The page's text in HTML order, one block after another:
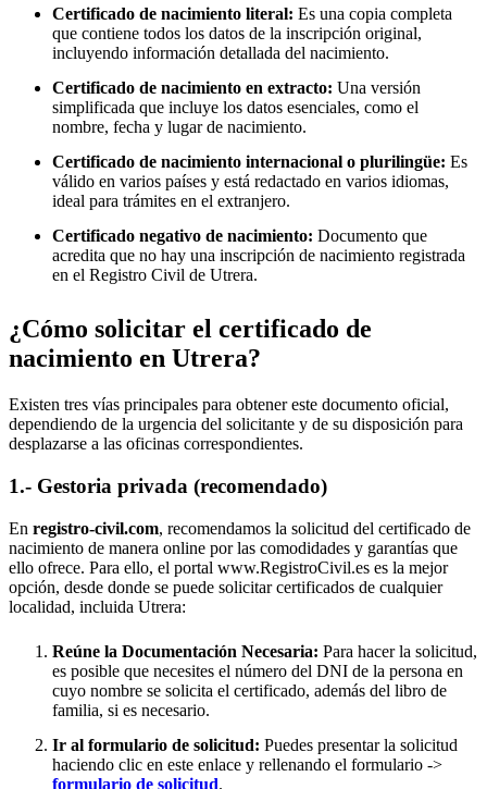
Certificado de nacimiento literal: Es una copia completa
que contiene todos los datos de la inscripción original,
incluyendo información detallada del nacimiento.
Certificado de nacimiento en extracto: Una versión
simplificada que incluye los datos esenciales, como el
nombre, fecha y lugar de nacimiento.
Certificado de nacimiento internacional o plurilingüe: Es
válido en varios países y está redactado en varios idiomas,
ideal para trámites en el extranjero.
Certificado negativo de nacimiento: Documento que
acredita que no hay una inscripción de nacimiento registrada
en el Registro Civil de Utrera.
¿Cómo solicitar el certificado de
nacimiento en Utrera?
Existen tres vías principales para obtener este documento oficial,
dependiendo de la urgencia del solicitante y de su disposición para
desplazarse a las oficinas correspondientes.
1.- Gestoria privada (recomendado)
En registro-civil.com, recomendamos la solicitud del certificado de
nacimiento de manera online por las comodidades y garantías que
ello ofrece. Para ello, el portal www.RegistroCivil.es es la mejor
opción, desde donde se puede solicitar certificados de cualquier
localidad, incluida Utrera:
Reúne la Documentación Necesaria: Para hacer la solicitud,
es posible que necesites el número del DNI de la persona en
cuyo nombre se solicita el certificado, además del libro de
familia, si es necesario.
Ir al formulario de solicitud: Puedes presentar la solicitud
haciendo clic en este enlace y rellenando el formulario ->
formulario de solicitud.